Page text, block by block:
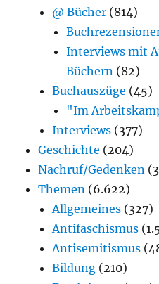
@ Bücher (814)
Interviews mit
Büchern (82)
Buchauszüge (45)
"Im
Interviews (377)
Geschichte (204)
Nachruf/Gedenken
Themen (6.622)
Allgemeines (327)
Antifaschismus
Antisemitismus
Bildung (210)